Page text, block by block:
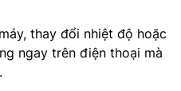
thay đổi nhiệt độ hoặc
ngay trên điện thoại mà